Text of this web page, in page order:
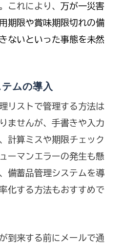
これにより、 万が一災害
期限や賞味期限切れの備
ないといった事態を未然
ムの導入
リストで管理する方法は
ませんが、手書きや入力
計算ミスや期限チェック
ーマンエラーの発生も懸
備蓄品管理システムを導
化する方法もおすすめで
到来する前にメールで通